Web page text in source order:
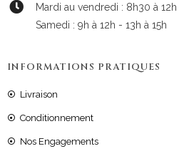
Mardi au vendredi : 8h30 à
Samedi : 9h à 12h - 13h à 15h
INFORMATIONS PRATIQUES
Livraison
Conditionnement
Nos Engagements